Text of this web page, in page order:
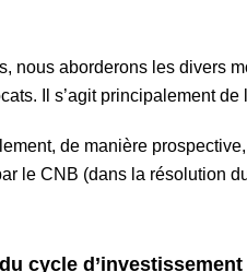
nous aborderons les divers
Il s’agit principalement
de manière
le CNB (dans la résolution
cycle d’investissement